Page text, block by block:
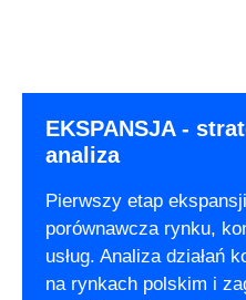
EKSPANSJA -
analiza
Pierwszy etap
porównawcza rynku,
usług. Analiza działań
na rynkach polskim i